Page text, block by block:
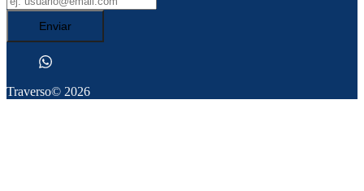
Enviar
Traverso© 2026